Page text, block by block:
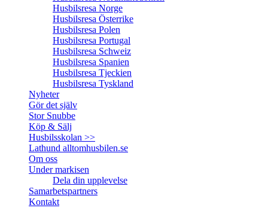
Husbilsresa Norge
Husbilsresa Österrike
Husbilsresa Polen
Husbilsresa Portugal
Husbilsresa Schweiz
Husbilsresa Spanien
Husbilsresa Tjeckien
Husbilsresa Tyskland
Nyheter
Gör det själv
Stor Snubbe
Köp & Sälj
Husbilsskolan >>
Lathund alltomhusbilen.se
Om oss
Under markisen
Dela din upplevelse
Samarbetspartners
Kontakt